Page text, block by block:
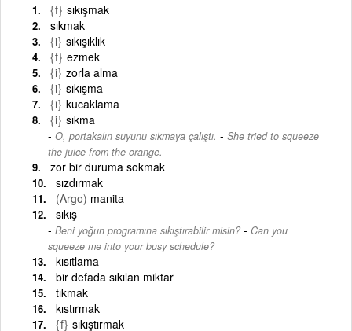
{f} sıkışmak
sıkmak
{i} sıkışıklık
{f} ezmek
{i} zorla alma
{i} sıkışma
{i} kucaklama
{i} sıkma
O, portakalın suyunu sıkmaya çalıştı. - She tried to squeeze
the juice from the orange.
zor bir duruma sokmak
sızdırmak
(Argo) manita
sıkış
Beni yoğun programına sıkıştırabilir misin? - Can you
squeeze me into your busy schedule?
kısıtlama
bir defada sıkılan miktar
tıkmak
kıstırmak
{f} sıkıştırmak